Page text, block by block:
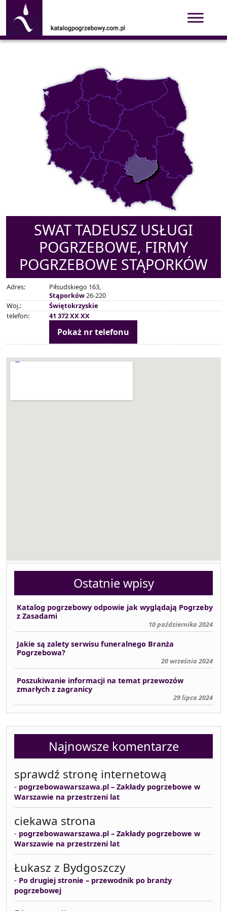
SWAT TADEUSZ USŁUGI
POGRZEBOWE, FIRMY
POGRZEBOWE STĄPORKÓW
Adres:
Piłsudskiego 163,
Stąporków26-220
Woj.:
Świętokrzyskie
telefon:
41 372 XX XX
Pokaż nr telefonu
Ostatnie wpisy
Katalog pogrzebowy odpowie jak wyglądają Pogrzeby
z Zasadami
10 października 2024
Jakie są zalety serwisu funeralnego Branża
Pogrzebowa?
20 września 2024
Poszukiwanie informacji na temat przewozów
zmarłych z zagranicy
29 lipca 2024
Najnowsze komentarze
sprawdź stronę internetową
- pogrzebowawarszawa.pl – Zakłady pogrzebowe w
Warszawie na przestrzeni lat
ciekawa strona
- pogrzebowawarszawa.pl – Zakłady pogrzebowe w
Warszawie na przestrzeni lat
Łukasz z Bydgoszczy
- Po drugiej stronie – przewodnik po branży
pogrzebowej